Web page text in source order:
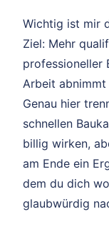
Wichtig ist mir
Ziel: Mehr
professioneller
Arbeit
Genau hier
schnellen
billig wirken,
am Ende ein
dem du dich
glaubwürdig